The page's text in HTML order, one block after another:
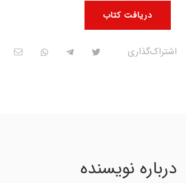
دریافت کتاب
اشتراک‌گذاری
درباره نویسنده